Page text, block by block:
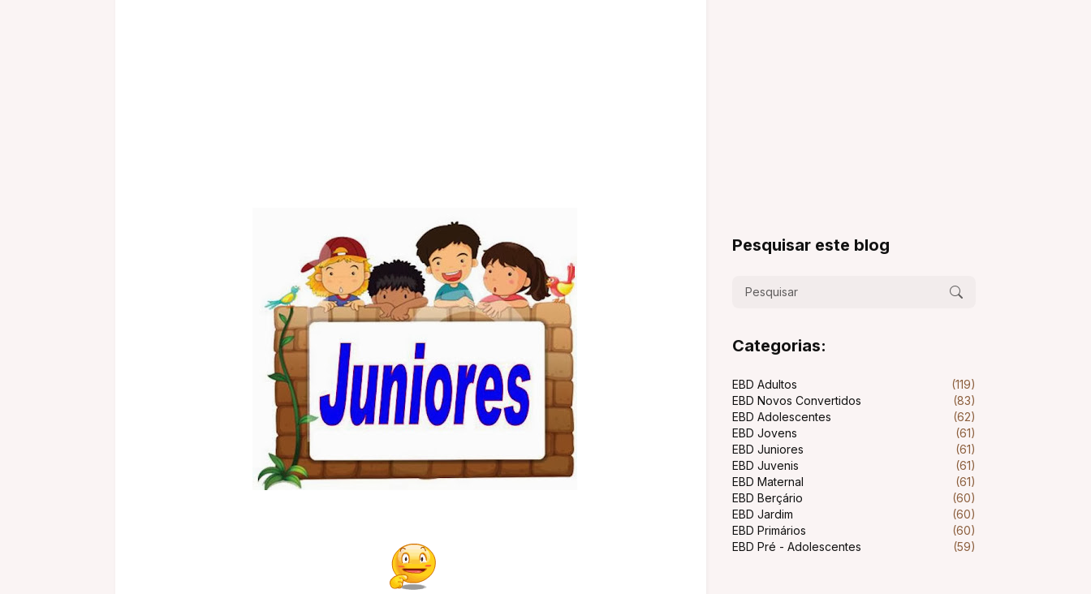
Pesquisar este blog
Categorias:
EBD Adultos
(119)
EBD Novos Convertidos
(83)
EBD Adolescentes
(62)
EBD Jovens
(61)
EBD Juniores
(61)
EBD Juvenis
(61)
EBD Maternal
(61)
EBD Berçário
(60)
EBD Jardim
(60)
EBD Primários
(60)
EBD Pré - Adolescentes
(59)